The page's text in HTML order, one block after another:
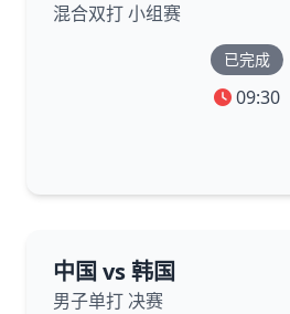
混合双打 小组赛
已完成
09:30
中国 vs 韩国
男子单打 决赛